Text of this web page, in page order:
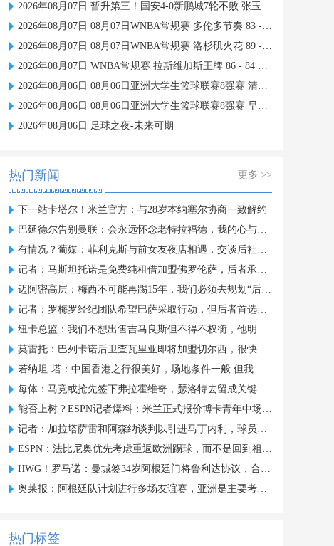
2026年08月07日 暂升第三！国安4-0新鹏城7轮不败 张玉宁传射达万双响法比奥破门
2026年08月07日 08月07日WNBA常规赛 多伦多节奏 83 - 97 波特兰火焰 集锦
2026年08月07日 08月07日WNBA常规赛 洛杉矶火花 89 - 82 明尼苏达山猫 全场集锦
2026年08月07日 WNBA常规赛 拉斯维加斯王牌 86 - 84 印第安纳狂热 全场集锦
2026年08月06日 08月06日亚洲大学生篮球联赛8强赛 清华大学 85 - 81 菲律宾大学 集锦
2026年08月06日 08月06日亚洲大学生篮球联赛8强赛 早稻田大学 78 - 71 高丽大学 集锦
2026年08月06日 足球之夜-未来可期
热门新闻 更多 >>
下一站卡塔尔！米兰官方：与28岁本纳塞尔协商一致解约
巴延德尔告别曼联：会永远怀念老特拉福德，我的心与你们同在
有情况？葡媒：菲利克斯与前女友夜店相遇，交谈后社媒再次互关
记者：马斯坦托诺是免费纯租借加盟佛罗伦萨，后者承担全额薪水
迈阿密高层：梅西不可能再踢15年，我们必须去规划“后梅西时代”
记者：罗梅罗经纪团队希望巴萨采取行动，但后者首选引进罗德里
纽卡总监：我们不想出售吉马良斯但不得不权衡，他明确说出了意愿
莫雷托：巴列卡诺后卫查瓦里亚即将加盟切尔西，很快就会官方宣布
若纳坦·塔：中国香港之行很美好，场地条件一般 但我们踢得不错
每体：马竞或抢先签下弗拉霍维奇，瑟洛特去留成关键变量
能否上树？ESPN记者爆料：米兰正式报价博卡青年中场帕雷德斯
记者：加拉塔萨雷和阿森纳谈判以引进马丁内利，球员合同明夏到期
ESPN：法比尼奥优先考虑重返欧洲踢球，而不是回到祖国巴西
HWG！罗马诺：曼城签34岁阿根廷门将鲁利达协议，合同2+1
奥莱报：阿根廷队计划进行多场友谊赛，亚洲是主要考虑的目的地
热门标签